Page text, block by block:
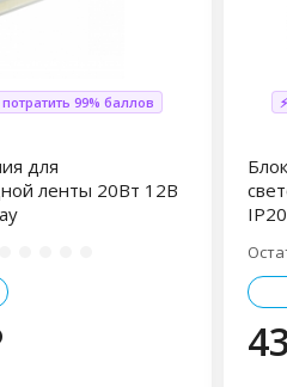
99% баллов
для
ленты 20Вт 12В